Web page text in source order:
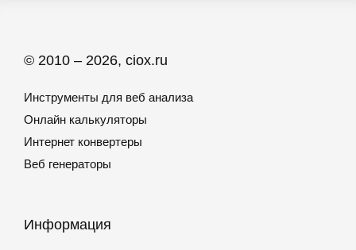
© 2010 – 2026, ciox.ru
Инструменты для веб анализа
Онлайн калькуляторы
Интернет конвертеры
Веб генераторы
Информация